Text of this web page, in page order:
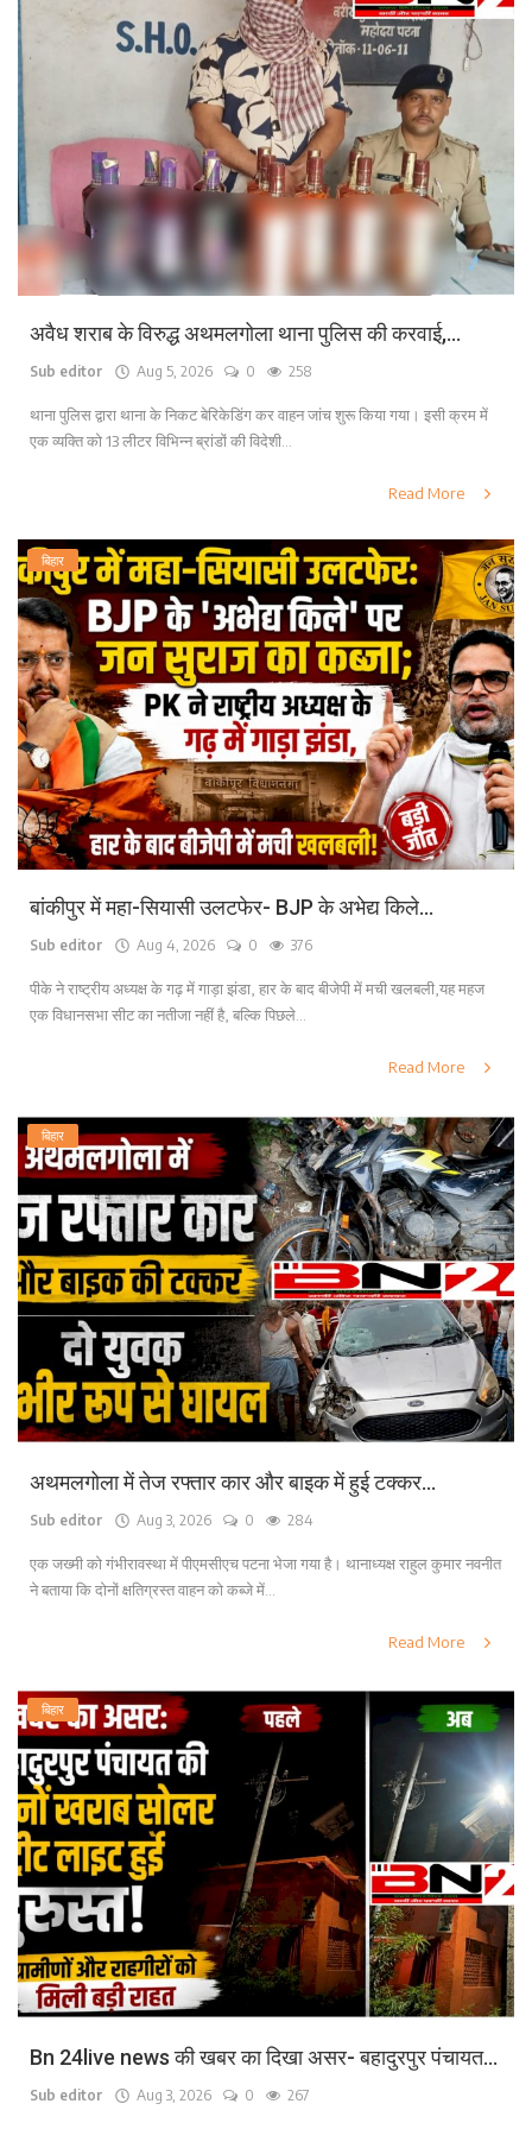
अवैध शराब के विरुद्ध अथमलगोला थाना पुलिस की करवाई,...
Sub editor Aug 5, 2026 0 258
थाना पुलिस द्वारा थाना के निकट बेरिकेडिंग कर वाहन जांच शुरू किया गया। इसी क्रम में
एक व्यक्ति को 13 लीटर विभिन्न ब्रांडों की विदेशी...
Read More
बिहार
बांकीपुर में महा-सियासी उलटफेर- BJP के अभेद्य किले...
Sub editor Aug 4, 2026 0 376
पीके ने राष्ट्रीय अध्यक्ष के गढ़ में गाड़ा झंडा, हार के बाद बीजेपी में मची खलबली,यह महज
एक विधानसभा सीट का नतीजा नहीं है, बल्कि पिछले...
Read More
बिहार
अथमलगोला में तेज रफ्तार कार और बाइक में हुई टक्कर...
Sub editor Aug 3, 2026 0 284
एक जख्मी को गंभीरावस्था में पीएमसीएच पटना भेजा गया है। थानाध्यक्ष राहुल कुमार नवनीत
ने बताया कि दोनों क्षतिग्रस्त वाहन को कब्जे में...
Read More
बिहार
Bn 24live news की खबर का दिखा असर- बहादुरपुर पंचायत...
Sub editor Aug 3, 2026 0 267